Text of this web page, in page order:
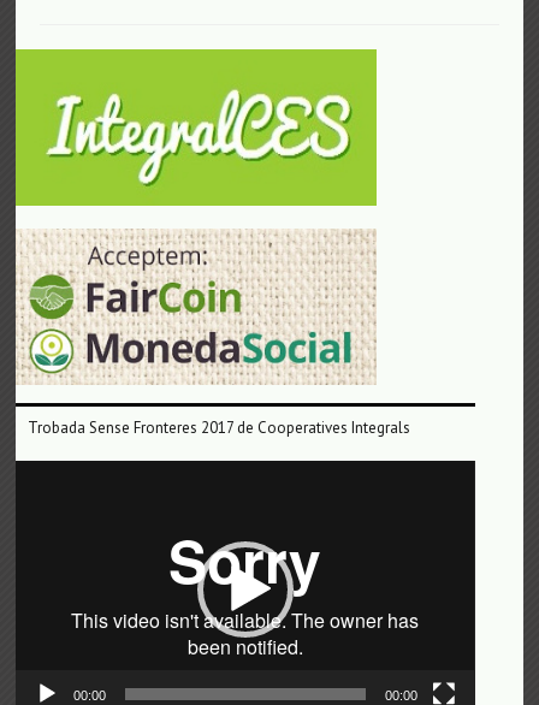
Trobada Sense Fronteres 2017 de Cooperatives Integrals
00:00 00:00